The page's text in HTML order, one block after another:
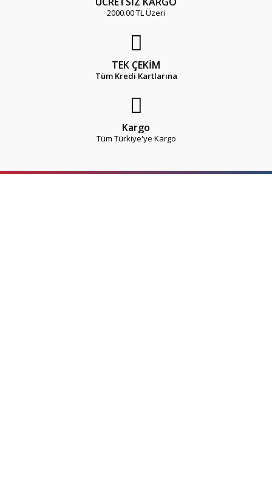
2000.00 TL Üzeri
TEK ÇEKİM
Tüm Kredi Kartlarına
Kargo
Tüm Türkiye'ye Kargo